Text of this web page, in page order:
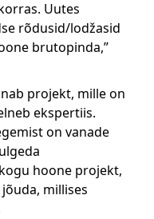
Uutes
rõdusid/lodžasid
brutopinda,”
projekt, mille on
ekspertiis.
on vanade
hoone projekt,
millises